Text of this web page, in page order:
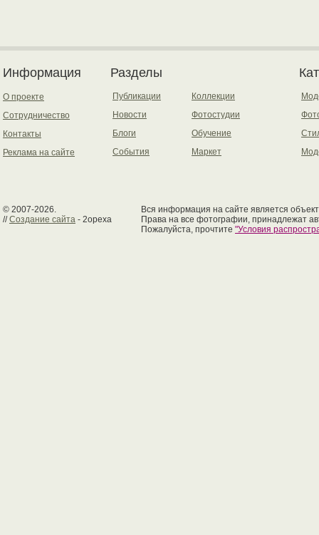
Информация
О проекте
Сотрудничество
Контакты
Реклама на сайте
Разделы
Публикации
Новости
Блоги
События
Коллекции
Фотостудии
Обучение
Маркет
© 2007-2026.
//Создание сайта - 2opexa
Вся информация на сайте является
Права на все фотографии, принадлежат
Пожалуйста, прочтите "Условия